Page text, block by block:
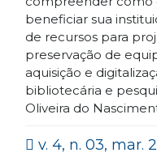
beneficiar sua
de recursos para
preservação de
aquisição e
bibliotecária e
Oliveira do
v. 4, n. 03, mar.